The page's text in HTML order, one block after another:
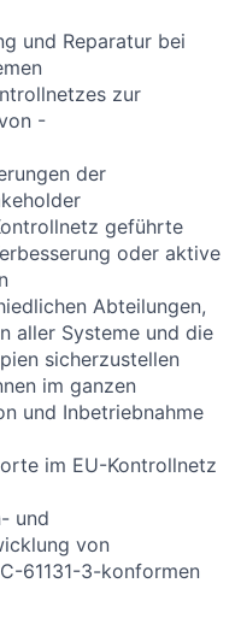
und Reparatur bei
zur
-
der
geführte
oder aktive
Abteilungen,
aller Systeme und die
sicherzustellen
im ganzen
und Inbetriebnahme
im EU-Kontrollnetz
und
von
61131-3-konformen